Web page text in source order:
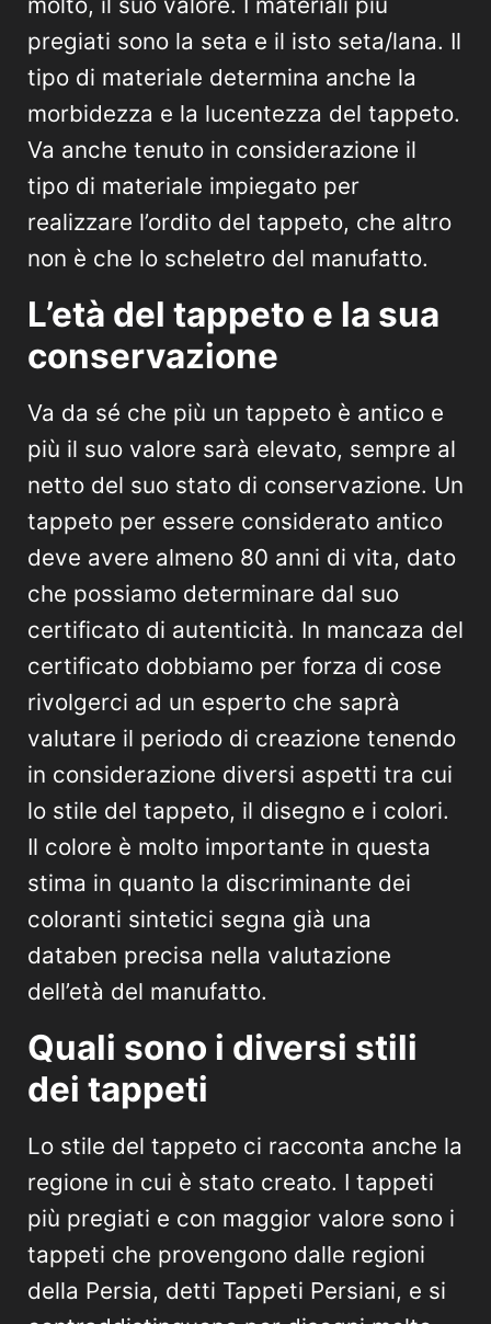
pregiati sono la seta e il isto seta/lana. Il
tipo di materiale determina anche la
morbidezza e la lucentezza del tappeto.
Va anche tenuto in considerazione il
tipo di materiale impiegato per
realizzare l’ordito del tappeto, che altro
non è che lo scheletro del manufatto.
L’età del tappeto e la sua
conservazione
Va da sé che più un tappeto è antico e
più il suo valore sarà elevato, sempre al
netto del suo stato di conservazione. Un
tappeto per essere considerato antico
deve avere almeno 80 anni di vita, dato
che possiamo determinare dal suo
certificato di autenticità. In mancaza del
certificato dobbiamo per forza di cose
rivolgerci ad un esperto che saprà
valutare il periodo di creazione tenendo
in considerazione diversi aspetti tra cui
lo stile del tappeto, il disegno e i colori.
Il colore è molto importante in questa
stima in quanto la discriminante dei
coloranti sintetici segna già una
databen precisa nella valutazione
dell’età del manufatto.
Quali sono i diversi stili
dei tappeti
Lo stile del tappeto ci racconta anche la
regione in cui è stato creato. I tappeti
più pregiati e con maggior valore sono i
tappeti che provengono dalle regioni
della Persia, detti Tappeti Persiani, e si